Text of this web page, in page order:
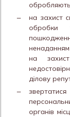
на захист
обробки
на
ділову
органів